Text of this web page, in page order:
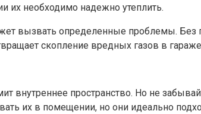
их необходимо надежно утеплить.
вызвать определенные проблемы. Без
скопление вредных газов в
внутреннее пространство. Но не
их в помещении, но они идеально